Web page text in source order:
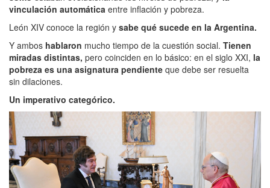
vinculación automática entre inflación y pobreza.
León XIV conoce la región y sabe qué sucede en la Argentina.
Y ambos hablaron mucho tiempo de la cuestión social. Tienen
miradas distintas, pero coinciden en lo básico: en el siglo XXI, la
pobreza es una asignatura pendiente que debe ser resuelta
sin dilaciones.
Un imperativo categórico.